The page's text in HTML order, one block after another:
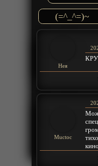
(=^_^=)~
Нея
Muctoc